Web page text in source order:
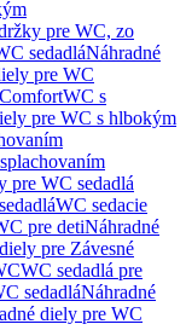
pre WC, zo
sedadláNáhradné
pre WC
WC s
pre WC s hlbokým
pre WC sedadlá
WC sedacie
pre detiNáhradné
pre Závesné
WC sedadlá pre
sedadláNáhradné
diely pre WC